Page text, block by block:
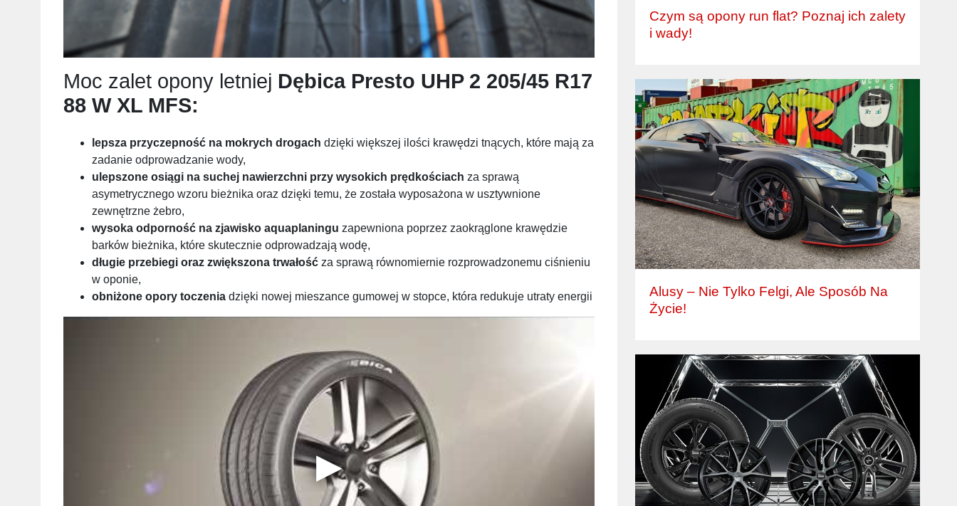
Moc zalet opony letniej Dębica Presto UHP 2 205/45 R17
88 W XL MFS:
lepsza przyczepność na mokrych drogach dzięki większej ilości krawędzi tnących, które mają za
zadanie odprowadzanie wody,
ulepszone osiągi na suchej nawierzchni przy wysokich prędkościach za sprawą
asymetrycznego wzoru bieżnika oraz dzięki temu, że została wyposażona w usztywnione
zewnętrzne żebro,
wysoka odporność na zjawisko aquaplaningu zapewniona poprzez zaokrąglone krawędzie
barków bieżnika, które skutecznie odprowadzają wodę,
długie przebiegi oraz zwiększona trwałość za sprawą równomiernie rozprowadzonemu ciśnieniu
w oponie,
obniżone opory toczenia dzięki nowej mieszance gumowej w stopce, która redukuje utraty energii
Czym są opony run flat? Poznaj ich zalety
i wady!
Alusy – Nie Tylko Felgi, Ale Sposób Na
Życie!